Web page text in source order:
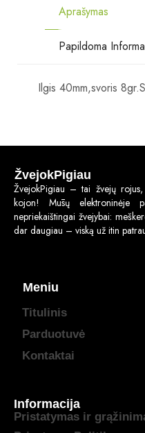
Aprašymas
Papildoma
Ilgis 40mm,svoris
ŽvejokPigiau
ŽvejokPigiau – tai žvejų
kojon! Mūsų elektroninėje
nepriekaištingai žvejybai:
dar daugiau – viską už itin
Meniu
Titulinis
Parduotuvė
Kontaktai
Informacija
Pristatymas ir